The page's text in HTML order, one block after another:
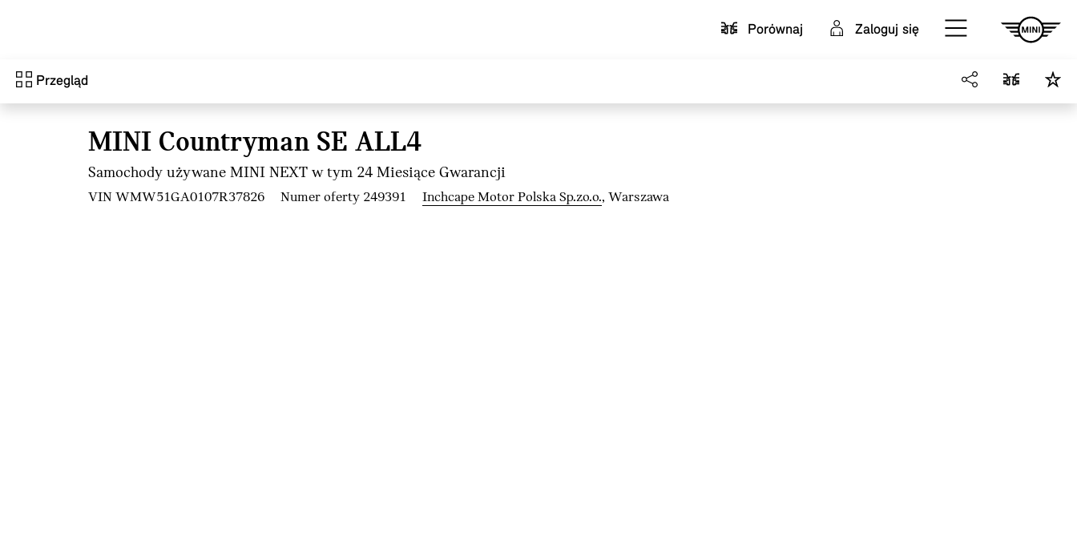
Porównaj
Zaloguj się
Przegląd
MINI Countryman SE ALL4
Samochody używane MINI NEXT w tym 24 Miesiące Gwarancji
VIN WMW51GA0107R37826 Numer oferty 249391 Inchcape Motor Polska Sp.zo.o., Warszawa